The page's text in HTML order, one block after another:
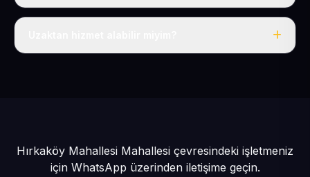
Tek fiyat: yılda 50 USD + KDV, her şey dahil.
Hırkaköy Mahallesi Mahallesi çevresindeki işletmeniz
için WhatsApp üzerinden iletişime geçin.